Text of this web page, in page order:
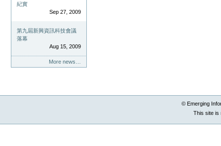
紀實
Sep 27, 2009
第九屆新興資訊科技會議
落幕
Aug 15, 2009
More news…
© Emerging
This site is